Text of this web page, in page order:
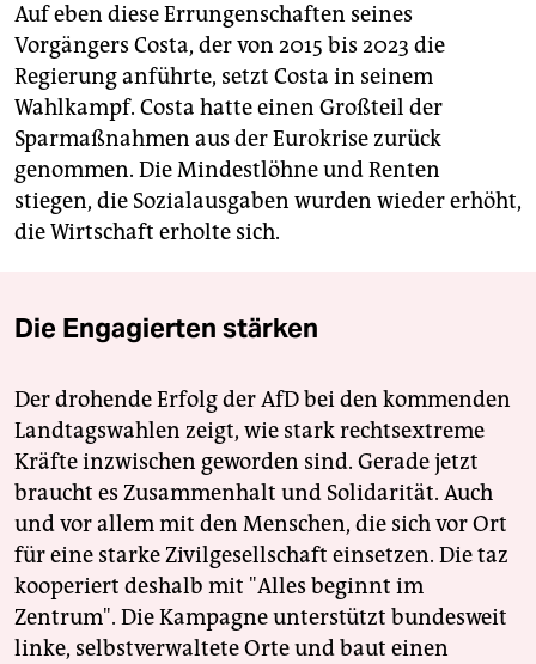
Auf eben diese Errungenschaften seines
Vorgängers Costa, der von 2015 bis 2023 die
Regierung anführte, setzt Costa in seinem
Wahlkampf. Costa hatte einen Großteil der
Sparmaßnahmen aus der Eurokrise zurück
genommen. Die Mindestlöhne und Renten
stiegen, die Sozialausgaben wurden wieder erhöht,
die Wirtschaft erholte sich.
Die Engagierten stärken
Der drohende Erfolg der AfD bei den kommenden
Landtagswahlen zeigt, wie stark rechtsextreme
Kräfte inzwischen geworden sind. Gerade jetzt
braucht es Zusammenhalt und Solidarität. Auch
und vor allem mit den Menschen, die sich vor Ort
für eine starke Zivilgesellschaft einsetzen. Die taz
kooperiert deshalb mit "Alles beginnt im
Zentrum". Die Kampagne unterstützt bundesweit
linke, selbstverwaltete Orte und baut einen